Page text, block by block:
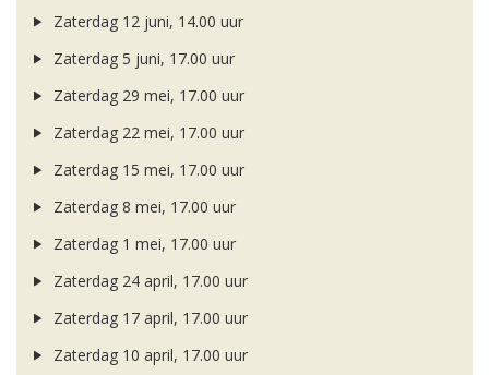
Zaterdag 12 juni, 14.00 uur
Zaterdag 5 juni, 17.00 uur
Zaterdag 29 mei, 17.00 uur
Zaterdag 22 mei, 17.00 uur
Zaterdag 15 mei, 17.00 uur
Zaterdag 8 mei, 17.00 uur
Zaterdag 1 mei, 17.00 uur
Zaterdag 24 april, 17.00 uur
Zaterdag 17 april, 17.00 uur
Zaterdag 10 april, 17.00 uur